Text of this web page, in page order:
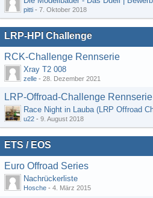
pitti - 7. Oktober 2018
LRP-HPI Challenge
RCK-Challenge Rennserie
Xray T2 008
zelle - 28. Dezember 2021
LRP-Offroad-Challenge Rennserie
u22 - 9. August 2018
ETS / EOS
Euro Offroad Series
Nachrückerliste
Hosche - 4. März 2015